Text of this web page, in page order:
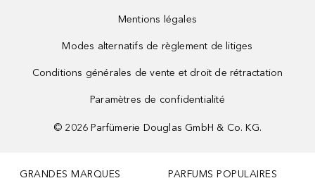
Mentions légales
Modes alternatifs de règlement de litiges
Conditions générales de vente et droit de rétractation
Paramètres de confidentialité
© 2026 Parfümerie Douglas GmbH & Co. KG.
GRANDES MARQUES PARFUMS POPULAIRES